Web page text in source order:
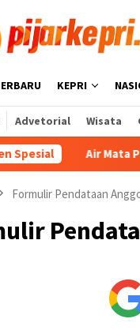
KEPRI
Advetorial Wisata
Spesial
Air Mata Perpisahan di
Formulir Pendataan